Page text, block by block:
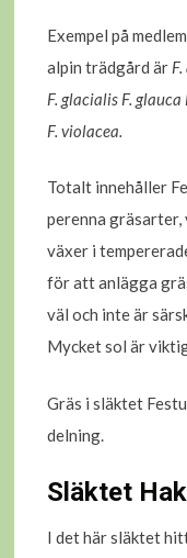
Exempel på
alpin trädgård är
F. glacialis F.
F. violacea.
Totalt innehåller
perenna
växer i
för att anlägga
väl och inte är
Mycket sol är
Gräs i släktet
delning.
Släktet
I det här släktet